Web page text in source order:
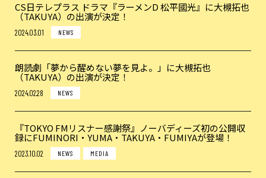
CS日テレプラス ドラマ『ラーメンD 松平國光』に大槻拓也
（TAKUYA）の出演が決定！
2024.03.01 NEWS
朗読劇「夢から醒めない夢を見よ。」に大槻拓也
（TAKUYA）の出演が決定！
2024.02.28 NEWS
『TOKYO FMリスナー感謝祭』ノーバディーズ初の公開収
録にFUMINORI・YUMA・TAKUYA・FUMIYAが登場！
2023.10.02 NEWS MEDIA